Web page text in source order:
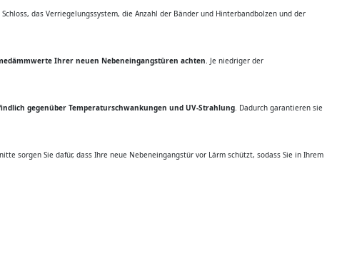
das Verriegelungssystem, die Anzahl der Bänder und Hinterbandbolzen und der
Ihrer neuen Nebeneingangstüren achten . Je niedriger der
gegenüber Temperaturschwankungen und UV-Strahlung . Dadurch garantieren sie
sorgen Sie dafür, dass Ihre neue Nebeneingangstür vor Lärm schützt, sodass Sie in Ihrem